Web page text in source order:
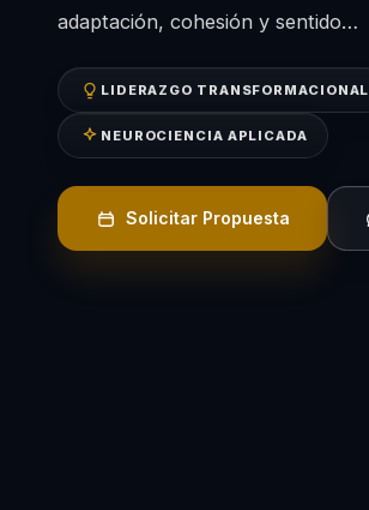
adaptación, cohesión y sentido…
LIDERAZGO TRANSFORMACIONAL
NEUROCIENCIA APLICADA
Solicitar Propuesta